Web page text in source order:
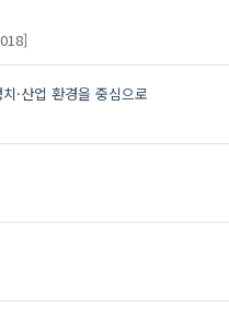
·산업 환경을 중심으로